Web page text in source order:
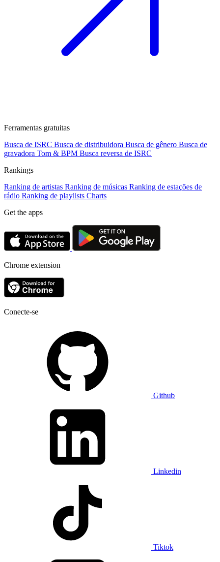
Ferramentas gratuitas
Busca de ISRC Busca de distribuidora Busca de gênero Busca de
gravadora Tom & BPM Busca reversa de ISRC
Rankings
Ranking de artistas Ranking de músicas Ranking de estações de
rádio Ranking de playlists Charts
Get the apps
Chrome extension
Conecte-se
Github
Linkedin
Tiktok